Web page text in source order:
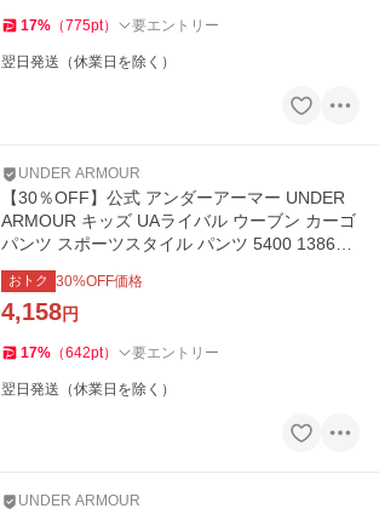
17% （775pt） 要エントリー
翌日発送（休業日を除く）
UNDER ARMOUR
【30％OFF】公式 アンダーアーマー UNDER
ARMOUR キッズ UAライバル ウーブン カーゴ
パンツ スポーツスタイル パンツ 5400 138652
7
おトク 30%OFF価格
4,158円
17% （642pt） 要エントリー
翌日発送（休業日を除く）
UNDER ARMOUR